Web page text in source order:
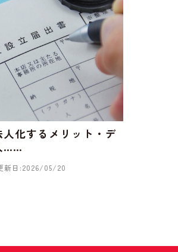
化するメリット・デ
……
新日:2026/05/20